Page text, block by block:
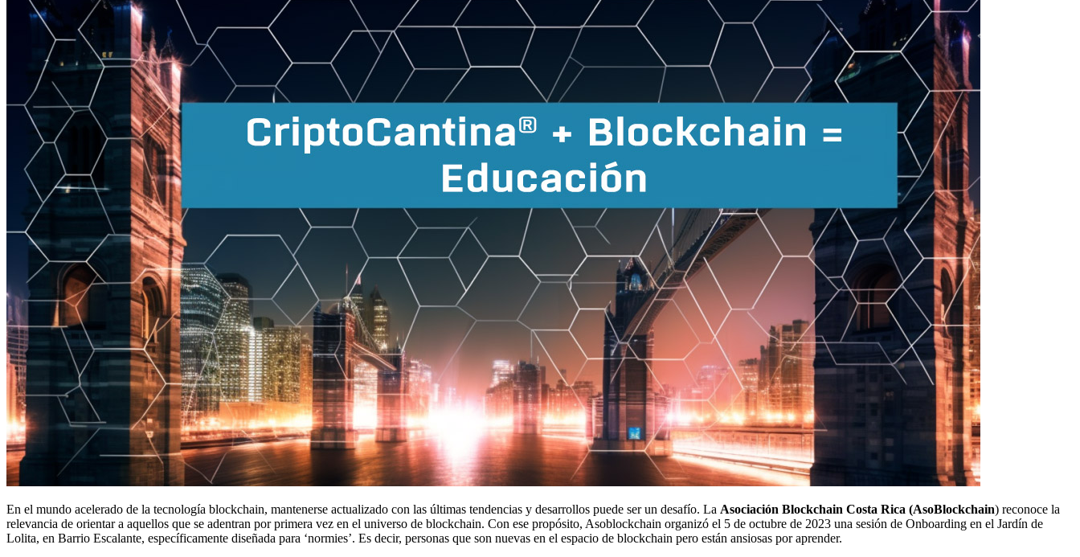
En el mundo acelerado de la tecnología blockchain, mantenerse actualizado con las últimas tendencias y desarrollos puede ser un desafío. La Asociación Blockchain Costa Rica (AsoBlockchain) reconoce la
relevancia de orientar a aquellos que se adentran por primera vez en el universo de blockchain. Con ese propósito, Asoblockchain organizó el 5 de octubre de 2023 una sesión de Onboarding en el Jardín de
Lolita, en Barrio Escalante, específicamente diseñada para ‘normies’. Es decir, personas que son nuevas en el espacio de blockchain pero están ansiosas por aprender.